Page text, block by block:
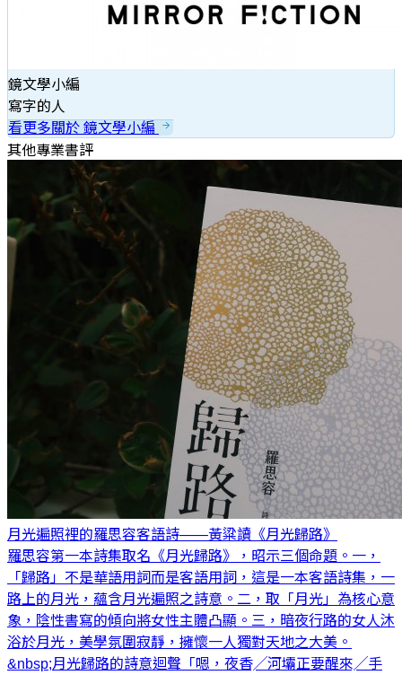
鏡文學小編
寫字的人
看更多關於 鏡文學小編
其他專業書評
月光遍照裡的羅思容客語詩——黃粱讀《月光歸路》
羅思容第一本詩集取名《月光歸路》，昭示三個命題。一，
「歸路」不是華語用詞而是客語用詞，這是一本客語詩集，一
路上的月光，蘊含月光遍照之詩意。二，取「月光」為核心意
象，陰性書寫的傾向將女性主體凸顯。三，暗夜行路的女人沐
浴於月光，美學氛圍寂靜，擁懷一人獨對天地之大美。
&nbsp;月光歸路的詩意迴聲「嗯，夜香╱河壩正要醒來╱手